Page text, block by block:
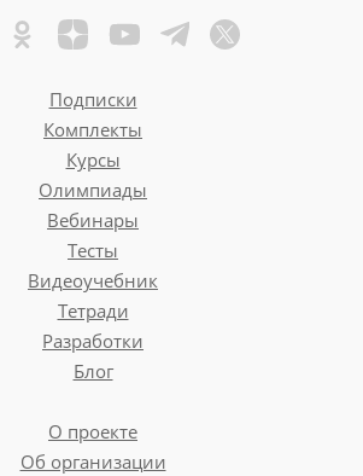
Подписки
Комплекты
Курсы
Олимпиады
Вебинары
Тесты
Видеоучебник
Тетради
Разработки
Блог
О проекте
Об организации